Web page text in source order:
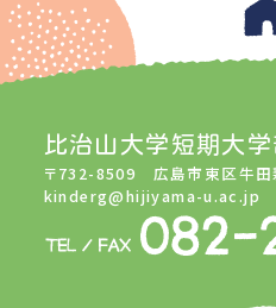
比治山大学短期大
〒732-8509 広島市東区牛田
kinderg@hijiyama-u.ac.jp